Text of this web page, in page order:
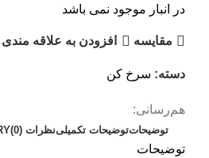
در انبار موجود نمی باشد
مقایسه افزودن به علاقه مندی
دسته: سرخ کن
هم‌رسانی:
توضیحاتتوضیحات تکمیلینظرات (0)
توضیحات